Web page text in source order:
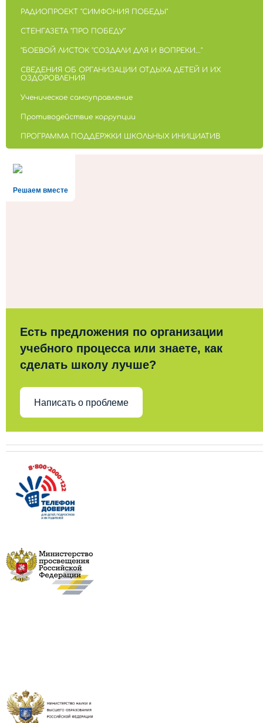
РАДИОПРОЕКТ "СИМФОНИЯ ПОБЕДЫ"
СТЕНГАЗЕТА "ПРО ПОБЕДУ"
"БОЕВОЙ ЛИСТОК "СОЗДАЛИ ДЛЯ И ВОПРЕКИ..."
СВЕДЕНИЯ ОБ ОРГАНИЗАЦИИ ОТДЫХА ДЕТЕЙ И ИХ
ОЗДОРОВЛЕНИЯ
Ученическое самоуправление
Противодействие коррупции
ПРОГРАММА ПОДДЕРЖКИ ШКОЛЬНЫХ ИНИЦИАТИВ
Решаем вместе
Есть предложения по организации
учебного процесса или знаете, как
сделать школу лучше?
Написать о проблеме